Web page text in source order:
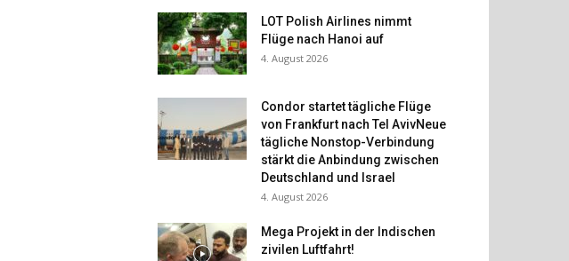
LOT Polish Airlines nimmt
Flüge nach Hanoi auf
4. August 2026
Condor startet tägliche Flüge
von Frankfurt nach Tel AvivNeue
tägliche Nonstop-Verbindung
stärkt die Anbindung zwischen
Deutschland und Israel
4. August 2026
Mega Projekt in der Indischen
zivilen Luftfahrt!